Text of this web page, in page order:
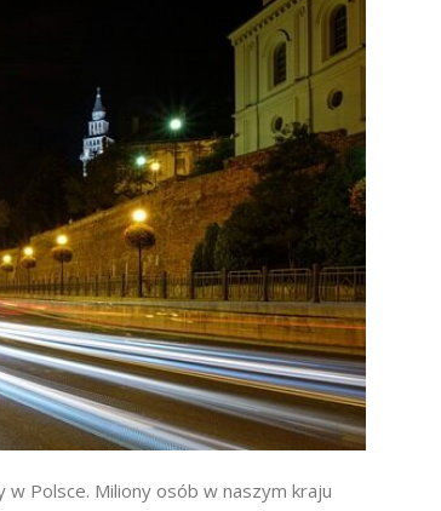
Polsce. Miliony osób w naszym kraju